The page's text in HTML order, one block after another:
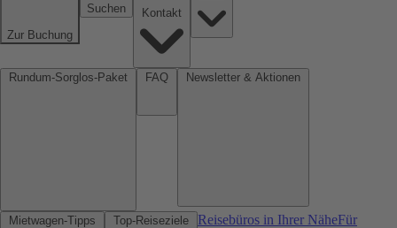
Zur Buchung
Suchen
Reisebüros in Ihrer NäheFür